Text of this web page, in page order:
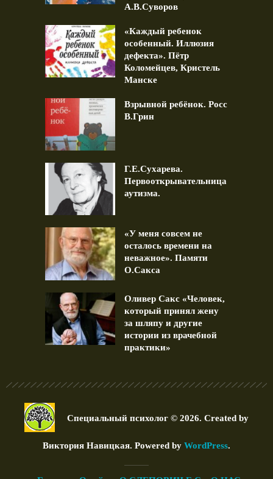
А.В.Суворов
«Каждый ребенок
особенный. Иллюзия
дефекта». Пётр
Коломейцев, Кристель
Манске
Взрывной ребёнок. Росс
В.Грин
Г.Е.Сухарева.
Первооткрывательница
аутизма.
«У меня совсем не
осталось времени на
неважное». Памяти
О.Сакса
Оливер Сакс «Человек,
который принял жену
за шляпу и другие
истории из врачебной
практики»
Специальный психолог © 2026. Created by
Виктория Навицкая. Powered by WordPress.